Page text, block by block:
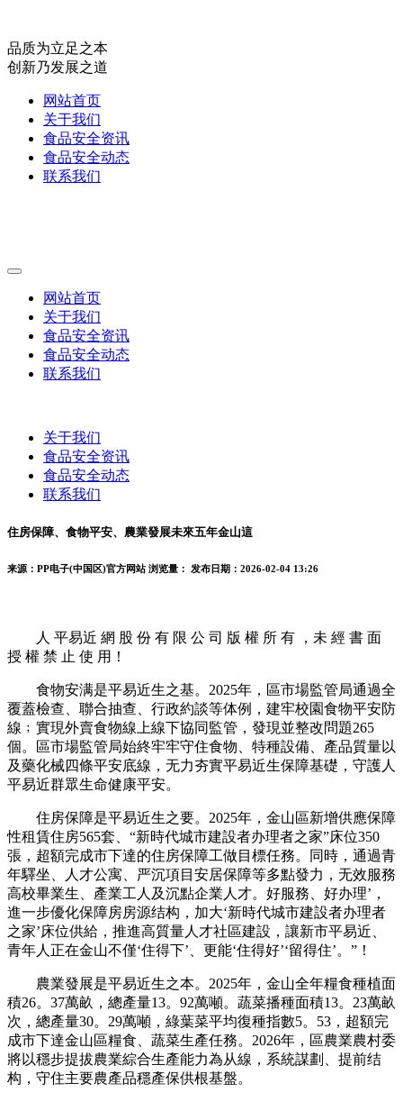
品质为立足之本
创新乃发展之道
网站首页
关于我们
食品安全资讯
食品安全动态
联系我们
网站首页
关于我们
食品安全资讯
食品安全动态
联系我们
关于我们
食品安全资讯
食品安全动态
联系我们
住房保障、食物平安、農業發展未來五年金山這
来源：PP电子(中国区)官方网站 浏览量： 发布日期：2026-02-04 13:26
人 平易近 網 股 份 有 限 公 司 版 權 所 有 ，未 經 書 面
授 權 禁 止 使 用！
食物安满是平易近生之基。2025年，區市場監管局通過全
覆蓋檢查、聯合抽查、行政約談等体例，建牢校園食物平安防
線﹔實現外賣食物線上線下協同監管，發現並整改問題265
個。區市場監管局始終牢牢守住食物、特種設備、產品質量以
及藥化械四條平安底線，无力夯實平易近生保障基礎，守護人
平易近群眾生命健康平安。
住房保障是平易近生之要。2025年，金山區新增供應保障
性租賃住房565套、“新時代城市建設者办理者之家”床位350
張，超額完成市下達的住房保障工做目標任務。同時，通過青
年驛坐、人才公寓、严沉項目安居保障等多點發力，无效服務
高校畢業生、產業工人及沉點企業人才。好服務、好办理’，
進一步優化保障房房源结构，加大‘新時代城市建設者办理者
之家’床位供給，推進高質量人才社區建設，讓新市平易近、
青年人正在金山不僅‘住得下’、更能‘住得好’‘留得住’。”！
農業發展是平易近生之本。2025年，金山全年糧食種植面
積26。37萬畝，總產量13。92萬噸。蔬菜播種面積13。23萬畝
次，總產量30。29萬噸，綠葉菜平均復種指數5。53，超額完
成市下達金山區糧食、蔬菜生產任務。2026年，區農業農村委
將以穩步提拔農業綜合生產能力為从線，系統謀劃、提前结
构，守住主要農產品穩產保供根基盤。